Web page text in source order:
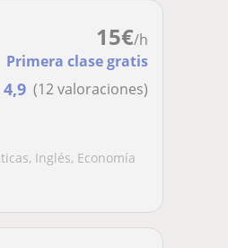
15€/h
Primera clase gratis
4,9 (12 valoraciones)
Inglés, Economía